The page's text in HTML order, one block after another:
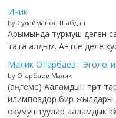
Ичик
by Сулайманов Шабдан
Арымында турмуш деген
тата алдым. Антсе деле
Малик Отарбаев:
by Отарбаев Малик
(аңгеме) Ааламдын төрт
илимпоздор бир жылдары
окумуштуулар ааламдык